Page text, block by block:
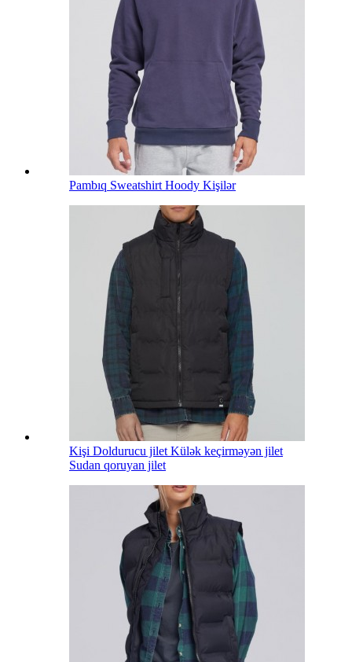
Pambıq Sweatshirt Hoody Kişilər
Kişi Doldurucu jilet Külək keçirməyən jilet
Sudan qoruyan jilet